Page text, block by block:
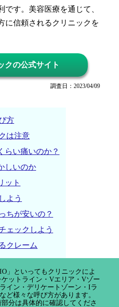
です。美容医療を通じて、
に信頼されるクリニックを
クの公式サイト
調査日：2023/04/09
方
は注意
らい痛いのか？
しいのか
ット
よう
ちが安いの？
ェックしよう
クレーム
」といってもクリニックによ
ットライン・Vエリア・Vゾー
イン・デリケートゾーン・Iラ
ど様々な呼び方があります。
分は具体的に確認してくださ